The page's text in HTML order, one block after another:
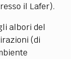
il Lafer).
albori del
(di